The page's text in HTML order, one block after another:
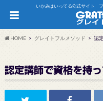
いかみはいってる公式サイト
HOME グレイトフルメソッド 認
認定講師で資格を持